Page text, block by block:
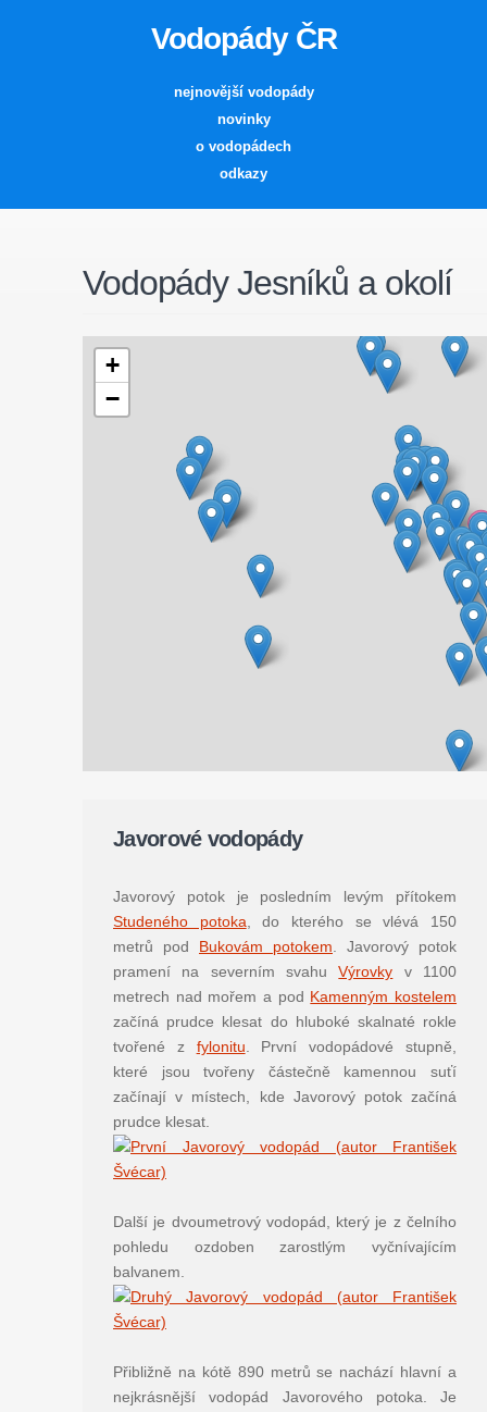
Vodopády ČR
nejnovější vodopády
novinky
o vodopádech
odkazy
Vodopády Jesníků a okolí
+
−
Javorové vodopády
Javorový potok je posledním levým přítokem
Studeného potoka , do kterého se vlévá 150
metrů pod Bukovám potokem . Javorový potok
pramení na severním svahuVýrovky v 1100
metrech nad mořem a pod Kamenným kostelem
začíná prudce klesat do hluboké skalnaté rokle
tvořené z fylonitu . První vodopádové stupně,
které jsou tvořeny částečně kamennou suťí
začínají v místech, kde Javorový potok začíná
prudce klesat.
Další je dvoumetrový vodopád, který je z čelního
pohledu ozdoben zarostlým vyčnívajícím
balvanem.
Přibližně na kótě 890 metrů se nachází hlavní a
nejkrásnější vodopád Javorového potoka. Je